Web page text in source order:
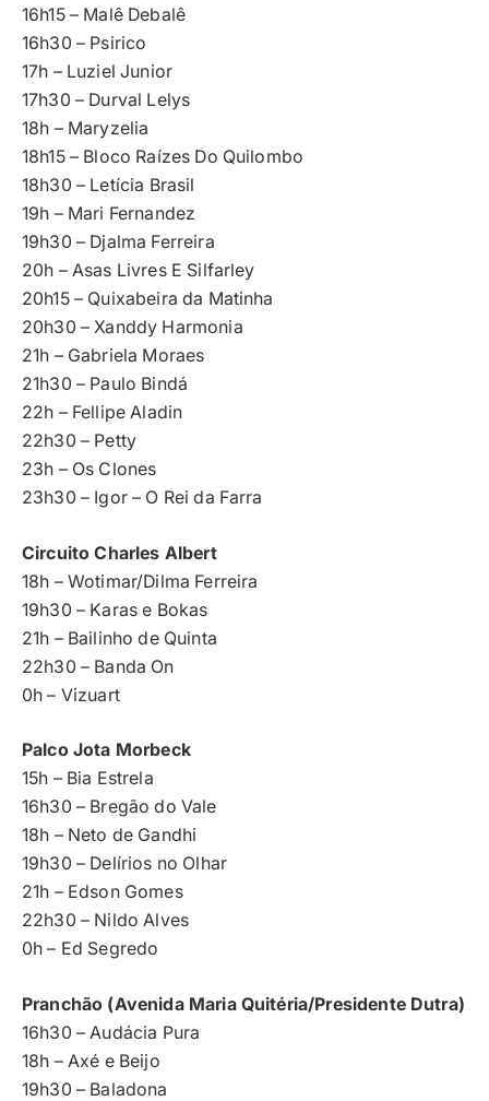
16h15 – Malê Debalê
16h30 – Psirico
17h – Luziel Junior
17h30 – Durval Lelys
18h – Maryzelia
18h15 – Bloco Raízes Do Quilombo
18h30 – Letícia Brasil
19h – Mari Fernandez
19h30 – Djalma Ferreira
20h – Asas Livres E Silfarley
20h15 – Quixabeira da Matinha
20h30 – Xanddy Harmonia
21h – Gabriela Moraes
21h30 – Paulo Bindá
22h – Fellipe Aladin
22h30 – Petty
23h – Os Clones
23h30 – Igor – O Rei da Farra
Circuito Charles Albert
18h – Wotimar/Dilma Ferreira
19h30 – Karas e Bokas
21h – Bailinho de Quinta
22h30 – Banda On
0h – Vizuart
Palco Jota Morbeck
15h – Bia Estrela
16h30 – Bregão do Vale
18h – Neto de Gandhi
19h30 – Delírios no Olhar
21h – Edson Gomes
22h30 – Nildo Alves
0h – Ed Segredo
Pranchão (Avenida Maria Quitéria/Presidente Dutra)
16h30 – Audácia Pura
18h – Axé e Beijo
19h30 – Baladona